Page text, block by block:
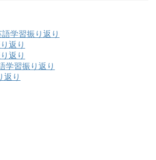
学習振り返り
返り
返り
学習振り返り
返り